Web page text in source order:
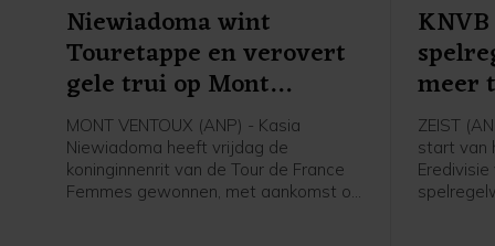
Niewiadoma wint
Touretappe en verovert
gele trui op Mont
Ventoux
MONT VENTOUX (ANP) - Kasia
Niewiadoma heeft vrijdag de
koninginnenrit van de Tour de France
Femmes gewonnen, met aankomst op
meer
ZEIST
start van